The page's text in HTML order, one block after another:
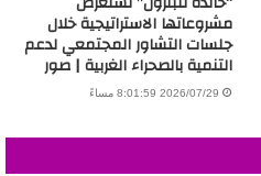
مشروعاتها الاستراتيجية خلال
جلسات التشاور المجتمعي لدعم
التنمية بالصحراء الغربية | صور
2026/07/29 8:01:59 مساءً